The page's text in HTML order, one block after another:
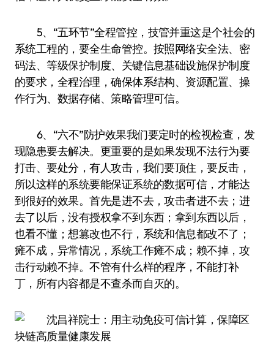
5、“五环节”全程管控，技管并重这是个社会的
系统工程的，要全生命管控。按照网络安全法、密
码法、等级保护制度、关键信息基础设施保护制度
的要求，全程治理，确保体系结构、资源配置、操
作行为、数据存储、策略管理可信。
6、“六不”防护效果我们要定时的检视检查，发
现隐患要去解决。更重要的是如果发现不法行为要
打击、要处分，有人攻击，我们要顶住，要反击，
所以这样的系统要能保证系统的数据可信，才能达
到很好的效果。首先是进不去，攻击者进不去；进
去了以后，没有授权拿不到东西；拿到东西以后，
也看不懂；想篡改也不行，系统和信息都改不了；
瘫不成，异常情况，系统工作瘫不成；赖不掉，攻
击行动赖不掉。不管有什么样的程序，不能打补
丁，所有内容都是不查杀而自灭的。